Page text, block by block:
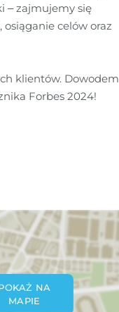
– zajmujemy się
celów oraz
klientów. Dowodem
Forbes 2024!
NA
MAPIE